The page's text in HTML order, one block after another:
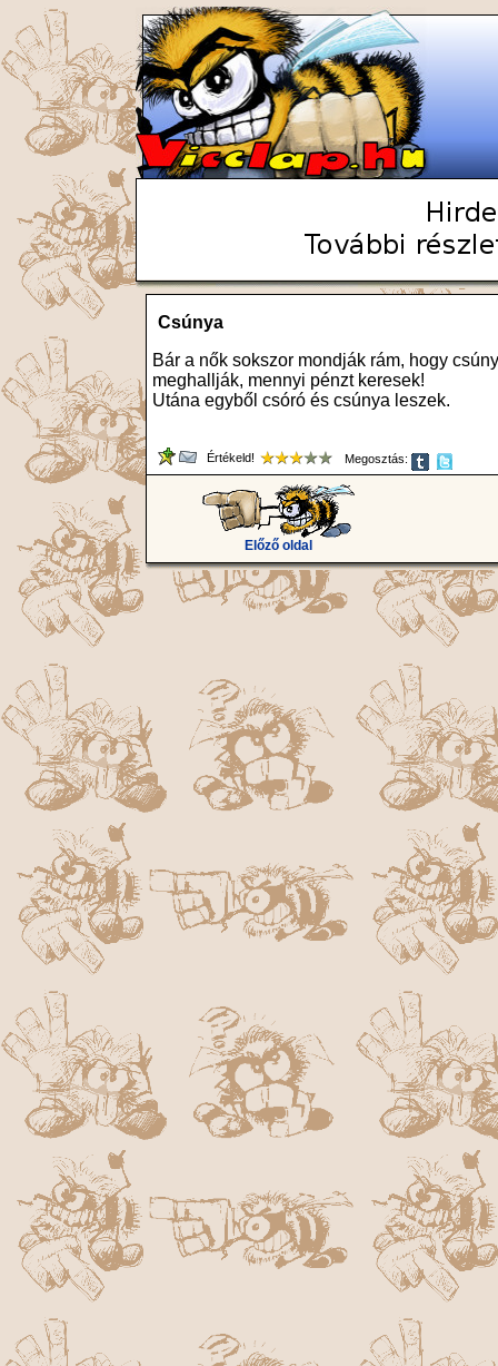
Csúnya
Bár a nők sokszor mondják rám, hogy
meghallják, mennyi pénzt keresek!
Utána egyből csóró és csúnya leszek.
Értékeld! Megosztás:
Előző oldal